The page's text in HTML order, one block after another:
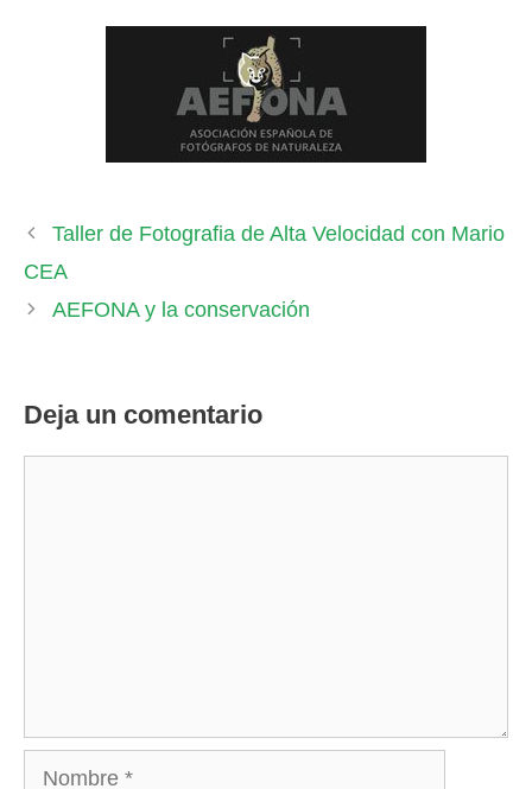
Taller de Fotografia de Alta Velocidad con Mario
CEA
AEFONA y la conservación
Deja un comentario
Nombre